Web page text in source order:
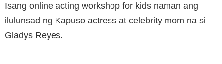
Isang online acting workshop for kids naman ang
ilulunsad ng Kapuso actress at celebrity mom na si
Gladys Reyes.